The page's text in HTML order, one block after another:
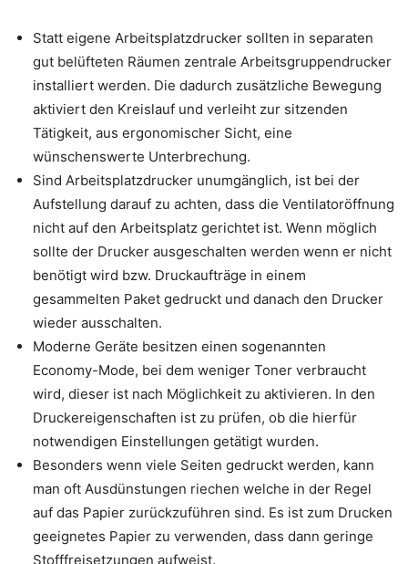
Statt eigene Arbeitsplatzdrucker sollten in separaten
gut belüfteten Räumen zentrale Arbeitsgruppendrucker
installiert werden. Die dadurch zusätzliche Bewegung
aktiviert den Kreislauf und verleiht zur sitzenden
Tätigkeit, aus ergonomischer Sicht, eine
wünschenswerte Unterbrechung.
Sind Arbeitsplatzdrucker unumgänglich, ist bei der
Aufstellung darauf zu achten, dass die Ventilatoröffnung
nicht auf den Arbeitsplatz gerichtet ist. Wenn möglich
sollte der Drucker ausgeschalten werden wenn er nicht
benötigt wird bzw. Druckaufträge in einem
gesammelten Paket gedruckt und danach den Drucker
wieder ausschalten.
Moderne Geräte besitzen einen sogenannten
Economy-Mode, bei dem weniger Toner verbraucht
wird, dieser ist nach Möglichkeit zu aktivieren. In den
Druckereigenschaften ist zu prüfen, ob die hierfür
notwendigen Einstellungen getätigt wurden.
Besonders wenn viele Seiten gedruckt werden, kann
man oft Ausdünstungen riechen welche in der Regel
auf das Papier zurückzuführen sind. Es ist zum Drucken
geeignetes Papier zu verwenden, dass dann geringe
Stofffreisetzungen aufweist.